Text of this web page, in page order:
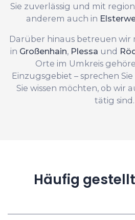
Sie zuverlässig und mit
anderem auch in
Darüber hinaus betreuen
in Großenhain, Plessa und
Orte im Umkreis
Einzugsgebiet – sprechen
Sie wissen möchten, ob wir
tätig sind.
Häufig